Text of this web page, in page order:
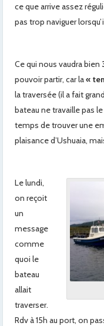
ce que arrive assez
pas trop naviguer
Ce qui nous vaudra bien
pouvoir partir, car la«
la traversée (il a fait
bateau ne travaille pas
temps de trouver une
plaisance d’Ushuaia,
Le lundi,
on reçoit
un
message
comme
quoi le
bateau
allait
traverser.
Rdv à 15h au port, on